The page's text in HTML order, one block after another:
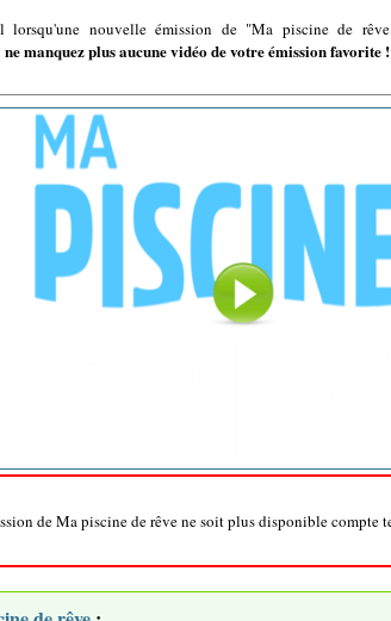
lorsqu'une nouvelle émission de "Ma piscine de
ne manquez plus aucune vidéo de votre émission favorite !
de Ma piscine de rêve ne soit plus disponible compte